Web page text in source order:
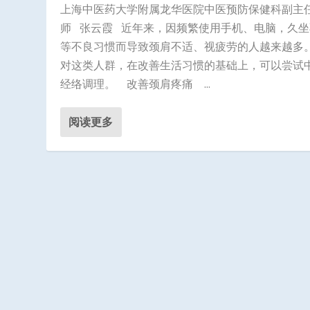
上海中医药大学附属龙华医院中医预防保健科副主
师 张云霞 近年来，因频繁使用手机、电脑，久
等不良习惯而导致颈肩不适、视疲劳的人越来越多
对这类人群，在改善生活习惯的基础上，可以尝试
经络调理。 改善颈肩疼痛 ...
阅读更多